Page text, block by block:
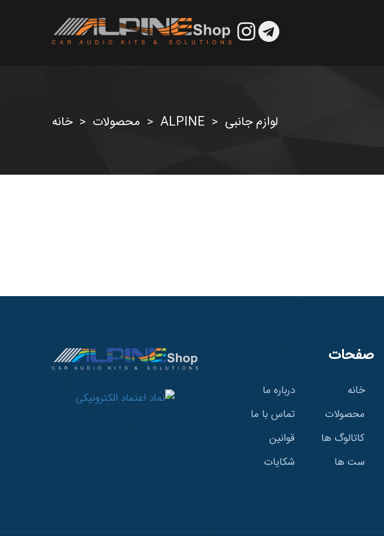
خانه > محصولات > ALPINE > لوازم جانبی
صفحات
خانه
محصولات
کاتالوگ ها
ست ها
درباره ما
تماس با ما
قوانین
شکایات